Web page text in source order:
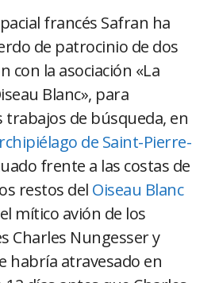
francés Safran ha
de patrocinio de dos
con la asociación «La
Blanc», para
trabajos de búsqueda, en
de Saint-Pierre-
frente a las costas de
restos del Oiseau Blanc
mítico avión de los
Charles Nungesser y
habría atravesado en